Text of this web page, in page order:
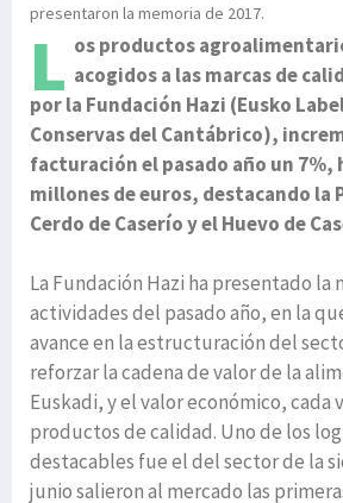
presentaron la memoria de 2017.
L os productos
acogidos a las marcas de
por la Fundación Hazi (Eusko
Conservas del Cantábrico),
facturación el pasado año un 7%,
millones de euros, destacando la
Cerdo de Caserío y el Huevo de
La Fundación Hazi ha presentado la
actividades del pasado año, en la
avance en la estructuración del
reforzar la cadena de valor de la
Euskadi, y el valor económico, cada
productos de calidad. Uno de los
destacables fue el del sector de la
junio salieron al mercado las